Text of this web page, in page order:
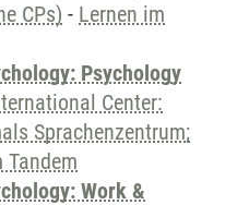
CPs) - Lernen im
Psychology
Center:
Sprachenzentrum;
Tandem
Work &